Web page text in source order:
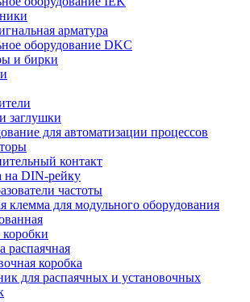
арматура
оборудование DKC
и бирки
для автоматизации процессов
контакт
на DIN-рейку
частоты
клемма для модульного оборудования
распаячная
коробка
для распаячных и установочных